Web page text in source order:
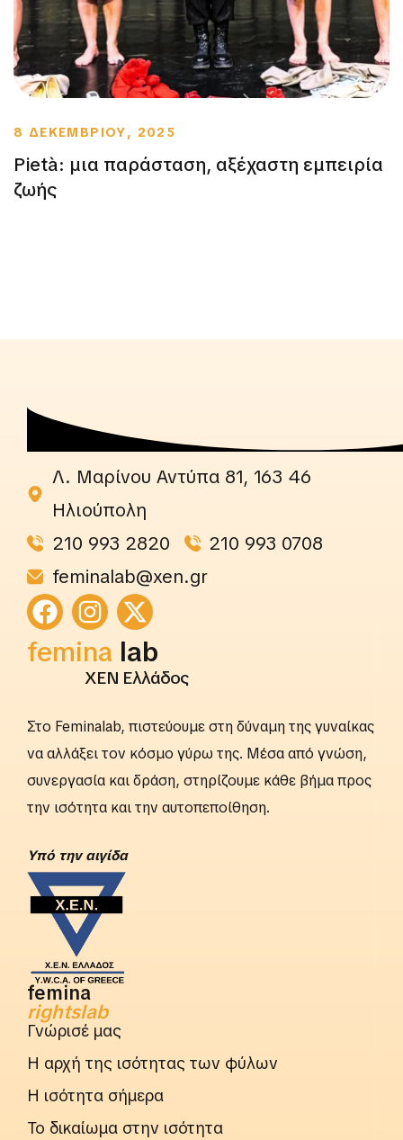
8 ΔΕΚΕΜΒΡΙΟΥ, 2025
Pietà: μια παράσταση, αξέχαστη εμπειρία
ζωής
Λ. Μαρίνου Αντύπα 81, 163 46
Ηλιούπολη
210 993 2820
210 993 0708
feminalab@xen.gr
femina lab
rightslab
ΧΕΝ Ελλάδος
Στο Feminalab, πιστεύουμε στη δύναμη της γυναίκας
να αλλάξει τον κόσμο γύρω της. Μέσα από γνώση,
συνεργασία και δράση, στηρίζουμε κάθε βήμα προς
την ισότητα και την αυτοπεποίθηση.
Yπό την αιγίδα
femina
rightslab
Γνώρισέ μας
Η αρχή της ισότητας των φύλων
Η ισότητα σήμερα
Το δικαίωμα στην ισότητα